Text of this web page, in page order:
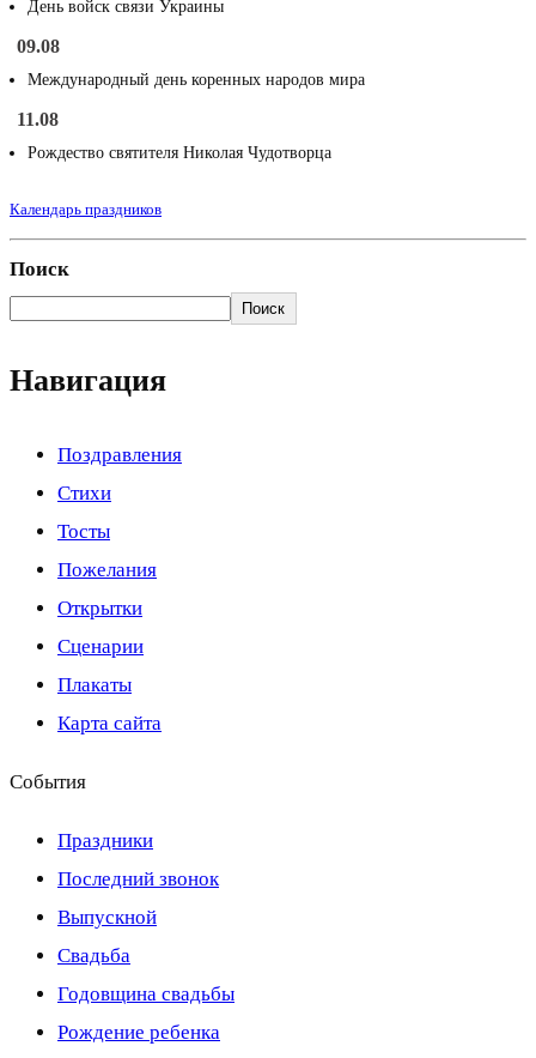
День войск связи Украины
09.08
Международный день коренных народов мира
11.08
Рождество святителя Николая Чудотворца
Календарь праздников
Поиск
Поиск
Навигация
Поздравления
Стихи
Тосты
Пожелания
Открытки
Сценарии
Плакаты
Карта сайта
События
Праздники
Последний звонок
Выпускной
Свадьба
Годовщина свадьбы
Рождение ребенка